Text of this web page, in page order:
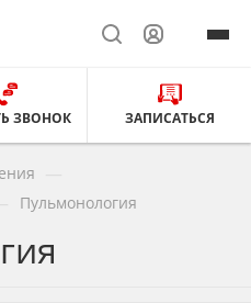
ЗВОНОК ЗАПИСАТЬСЯ
Пульмонология